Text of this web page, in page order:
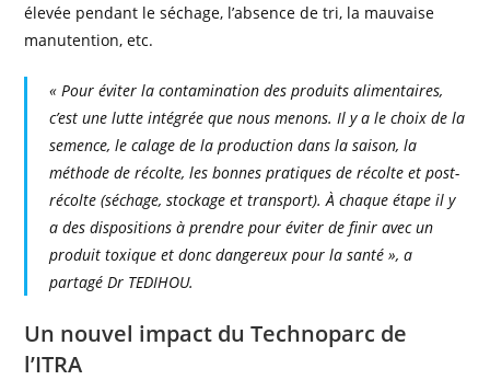
élevée pendant le séchage, l’absence de tri, la mauvaise
manutention, etc.
« Pour éviter la contamination des produits alimentaires,
c’est une lutte intégrée que nous menons. Il y a le choix de la
semence, le calage de la production dans la saison, la
méthode de récolte, les bonnes pratiques de récolte et post-
récolte (séchage, stockage et transport). À chaque étape il y
a des dispositions à prendre pour éviter de finir avec un
produit toxique et donc dangereux pour la santé », a
partagé Dr TEDIHOU.
Un nouvel impact du Technoparc de
l’ITRA